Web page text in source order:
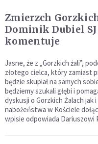
Zmierzch
Dominik Dubiel SJ
komentuje
Jasne, że z „Gorzkich żali”,
złotego cielca, który zamiast
będzie skupiał na samych
będziemy szukali głębi i
dyskusji o Gorzkich Żalach
nabożeństwa w Kościele
wpisie odpowiada Dariuszowi